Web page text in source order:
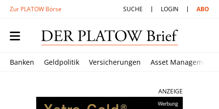
Zur PLATOW Börse SUCHE LOGIN ABO
Banken Geldpolitik Versicherungen Asset Management
ANZEIGE